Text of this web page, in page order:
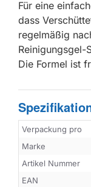
Für eine
dass
regelmäßig
Reinigungsgel-
Die Formel ist
Verpackung pro
Marke
Artikel Nummer
EAN